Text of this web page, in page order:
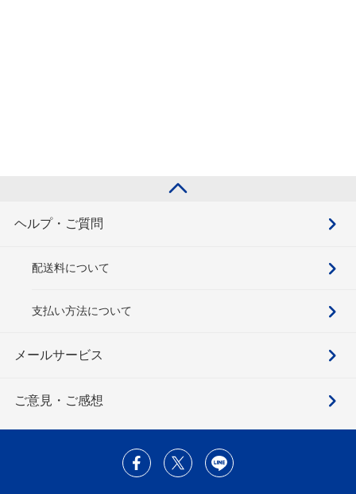
ヘルプ・ご質問
配送料について
支払い方法について
メールサービス
ご意見・ご感想